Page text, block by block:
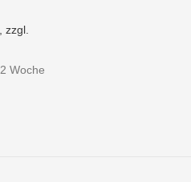
,zzgl.
Woche